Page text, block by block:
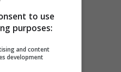
to use
purposes:
and content
development